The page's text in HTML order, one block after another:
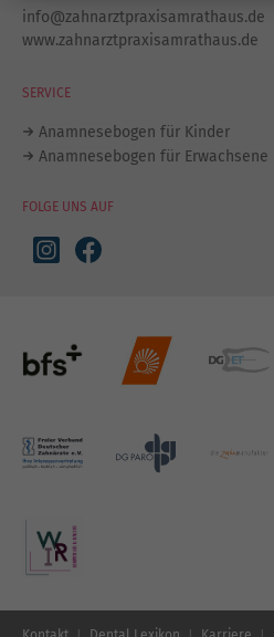
info@zahnarztpraxisamrathaus.de
www.zahnarztpraxisamrathaus.de
SERVICE
Anamnesebogen für Kinder
Anamnesebogen für Erwachsene
FOLGE UNS AUF